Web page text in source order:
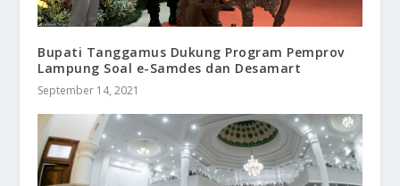
Bupati Tanggamus Dukung Program Pemprov
Lampung Soal e-Samdes dan Desamart
September 14, 2021